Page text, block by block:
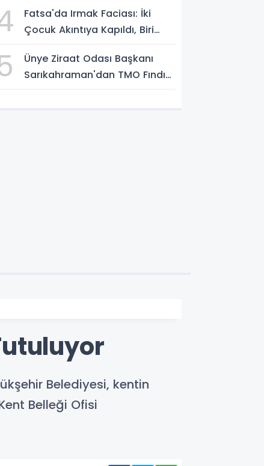
Fatsa'da Irmak Faciası: İki
Çocuk Akıntıya Kapıldı, Biri
Ünye Ziraat Odası Başkanı
Sarıkahraman'dan TMO Fındık
Belediyesi, kentin
Belleği Ofisi